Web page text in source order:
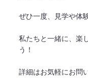
ぜひ一度、見学や体
私たちと一緒に、楽
う！
詳細はお気軽にお問